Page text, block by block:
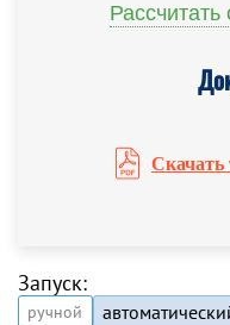
Рассчитать
Запуск:
ручной